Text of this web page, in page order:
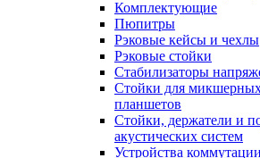
Комплектующие
Пюпитры
Рэковые кейсы и чехлы
Рэковые стойки
Стабилизаторы
Стойки для микшерных
планшетов
Стойки, держатели и
акустических систем
Устройства